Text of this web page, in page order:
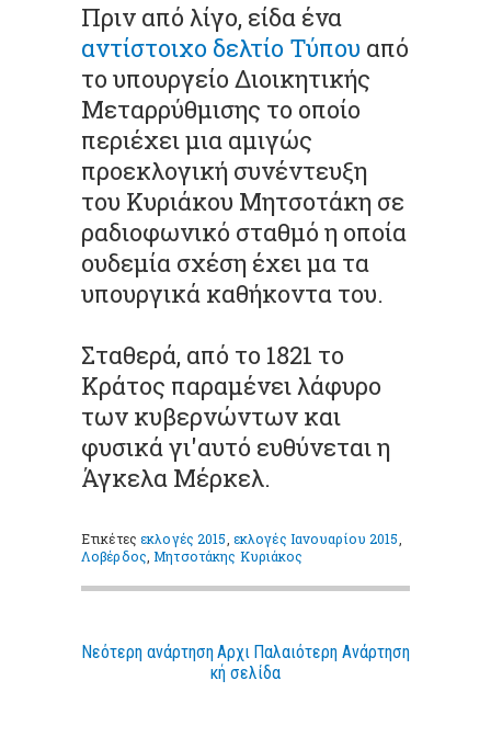
Πριν από λίγο, είδα ένα
αντίστοιχο δελτίο Τύπου από
το υπουργείο Διοικητικής
Μεταρρύθμισης το οποίο
περιέχει μια αμιγώς
προεκλογική συνέντευξη
του Κυριάκου Μητσοτάκη σε
ραδιοφωνικό σταθμό η οποία
ουδεμία σχέση έχει μα τα
υπουργικά καθήκοντα του.
Σταθερά, από το 1821 το
Κράτος παραμένει λάφυρο
των κυβερνώντων και
φυσικά γι'αυτό ευθύνεται η
Άγκελα Μέρκελ.
Ετικέτες εκλογές 2015 εκλογές Ιανουαρίου 2015
Λοβέρδος ,Μητσοτάκης Κυριάκος
Νεότερη ανάρτηση Παλαιότερη Ανάρτηση
Αρχι
κή σελίδα